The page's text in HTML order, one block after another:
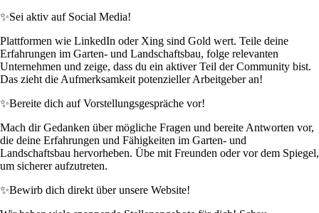
✨Sei aktiv auf Social Media!
Plattformen wie LinkedIn oder Xing sind Gold wert. Teile deine
Erfahrungen im Garten- und Landschaftsbau, folge relevanten
Unternehmen und zeige, dass du ein aktiver Teil der Community bist.
Das zieht die Aufmerksamkeit potenzieller Arbeitgeber an!
✨Bereite dich auf Vorstellungsgespräche vor!
Mach dir Gedanken über mögliche Fragen und bereite Antworten vor,
die deine Erfahrungen und Fähigkeiten im Garten- und
Landschaftsbau hervorheben. Übe mit Freunden oder vor dem Spiegel,
um sicherer aufzutreten.
✨Bewirb dich direkt über unsere Website!